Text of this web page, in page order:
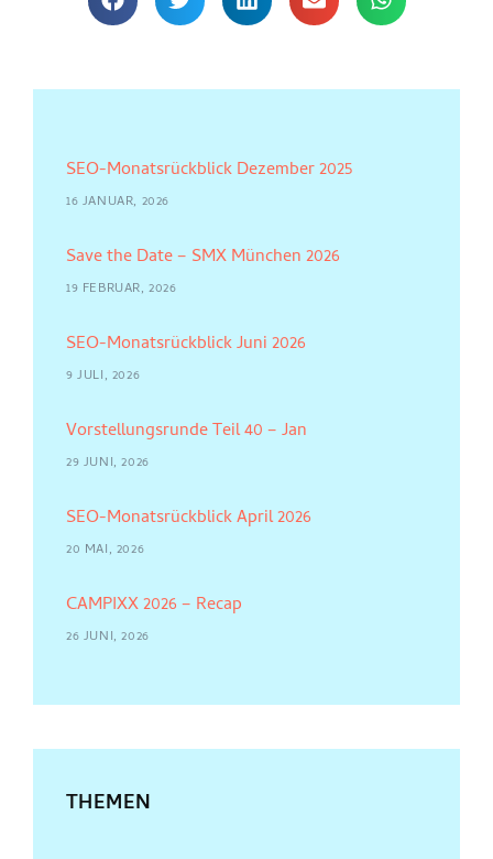
SEO-Monatsrückblick Dezember 2025
16 JANUAR, 2026
Save the Date – SMX München 2026
19 FEBRUAR, 2026
SEO-Monatsrückblick Juni 2026
9 JULI, 2026
Vorstellungsrunde Teil 40 – Jan
29 JUNI, 2026
SEO-Monatsrückblick April 2026
20 MAI, 2026
CAMPIXX 2026 – Recap
26 JUNI, 2026
THEMEN